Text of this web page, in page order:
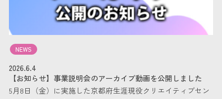
NEWS
2026.6.4
【お知らせ】事業説明会のアーカイブ動画を公開しました
5月8日（金）に実施した京都府生涯現役クリエイティブセン